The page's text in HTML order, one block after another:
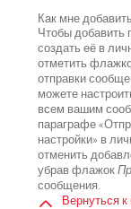
Как мне
Чтобы добавить
создать её в
отметить
отправки
можете
всем вашим
параграфе
настройки» в
отменить
убрав флажок
сообщения.
Вернуться